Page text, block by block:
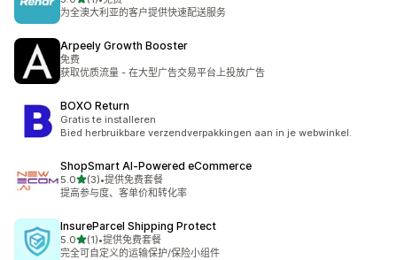
总共 1 条评论
为全澳大利亚的客户提供快速配送服务
Arpeely Growth Booster
免费
获取优质流量 - 在大型广告交易平台上投放广告
BOXO Return
Gratis te installeren
Bied herbruikbare verzendverpakkingen aan in je webwinkel.
ShopSmart AI‑Powered eCommerce
5.0星（满分 5 星）
(3)
总共 3 条评论
•提供免费套餐
提高参与度、客单价和转化率
InsureParcel Shipping Protect
5.0星（满分 5 星）
(1)
总共 1 条评论
•提供免费套餐
完全可自定义的运输保护/保险小组件